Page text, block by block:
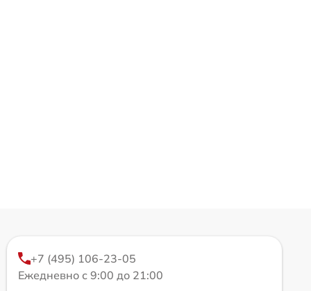
+7 (495) 106-23-05
Ежедневно с 9:00 до 21:00